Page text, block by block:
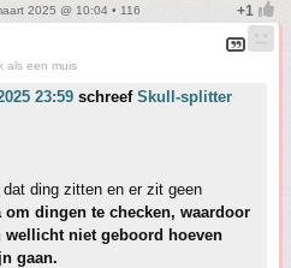
2025 @ 10:04 • 116
als een muis
23:59 schreef Skull-splitter
ding zitten en er zit geen
om dingen te checken, waardoor
wellicht niet geboord hoeven
gaan.